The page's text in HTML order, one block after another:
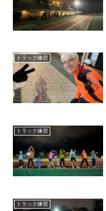
トラック練習
トラック練習
トラック練習